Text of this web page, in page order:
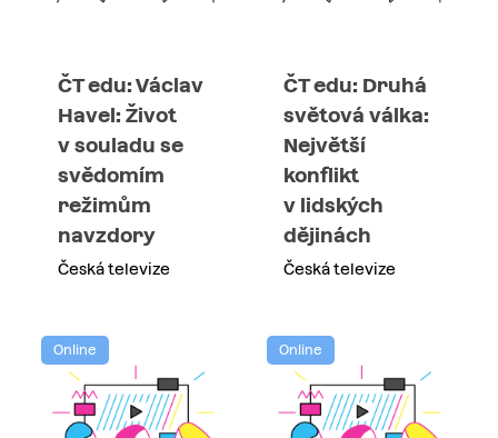
ČT edu: Václav
Havel: Život
v souladu se
svědomím
režimům
navzdory
Česká televize
ČT edu: Druhá
světová válka:
Největší
konflikt
v lidských
dějinách
Česká televize
Online Online